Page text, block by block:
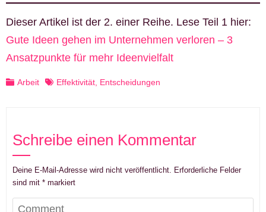
Dieser Artikel ist der 2. einer Reihe. Lese Teil 1 hier:
Gute Ideen gehen im Unternehmen verloren – 3
Ansatzpunkte für mehr Ideenvielfalt
Arbeit Effektivität Entscheidungen
Schreibe einen Kommentar
Deine E-Mail-Adresse wird nicht veröffentlicht.
Erforderliche Felder
sind mit * markiert